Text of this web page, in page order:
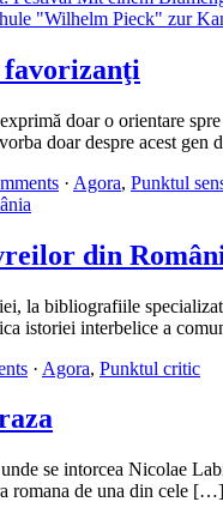
doar o orientare
doar despre acest
· Agora, Punktul
din
la bibliografiile
istoriei interbelice a
· Agora, Punktul critic
se intorcea Nicolae
romana de una din cele […]